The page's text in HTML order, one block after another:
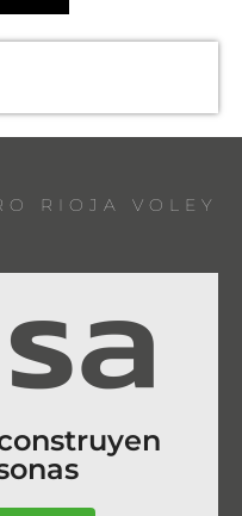
RIOJA VOLEY